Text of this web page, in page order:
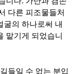
다른 피조물들처
굴의 하나로써 내
맡기게 되었습니
들일 수 없는 분입